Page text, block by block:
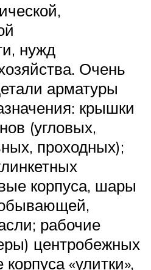
нужд
Очень
арматуры
крышки
(угловых,
проходных);
корпуса, шары
рабочие
центробежных
«улитки»,